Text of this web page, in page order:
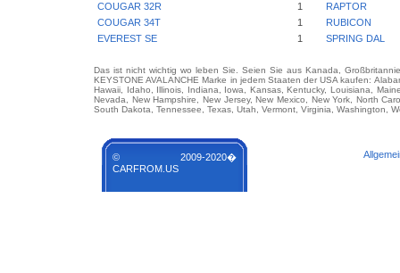
COUGAR 32R
1
RAPTOR
COUGAR 34T
1
RUBICON
EVEREST SE
1 SPRING DAL
Das ist nicht wichtig wo leben Sie. Seien Sie aus Kanada,
KEYSTONE AVALANCHE Marke in jedem Staaten der USA kaufen:
Hawaii, Idaho, Illinois, Indiana, Iowa, Kansas, Kentucky, Louisiana,
Nevada, New Hampshire, New Jersey, New Mexico, New York, North
South Dakota, Tennessee, Texas, Utah, Vermont, Virginia, Washington,
© 2009-2020�
CARFROM.US